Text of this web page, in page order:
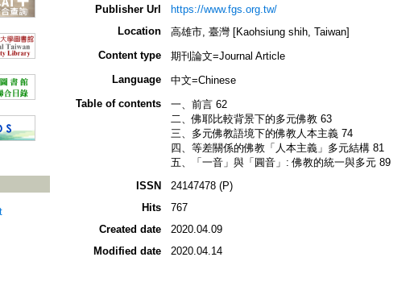
Publisher Url
https://www.fgs.org.tw/
Location
高雄市, 臺灣 [Kaohsiung shih, Taiwan]
Content type
期刊論文=Journal Article
Language
中文=Chinese
Table of contents
一、前言 62
二、佛耶比較背景下的多元佛教 63
三、多元佛教語境下的佛教人本主義 74
四、等差關係的佛教「人本主義」多元結構 81
五、「一音」與「圓音」: 佛教的統一與多元 89
ISSN
24147478 (P)
Hits
767
Created date
2020.04.09
Modified date
2020.04.14